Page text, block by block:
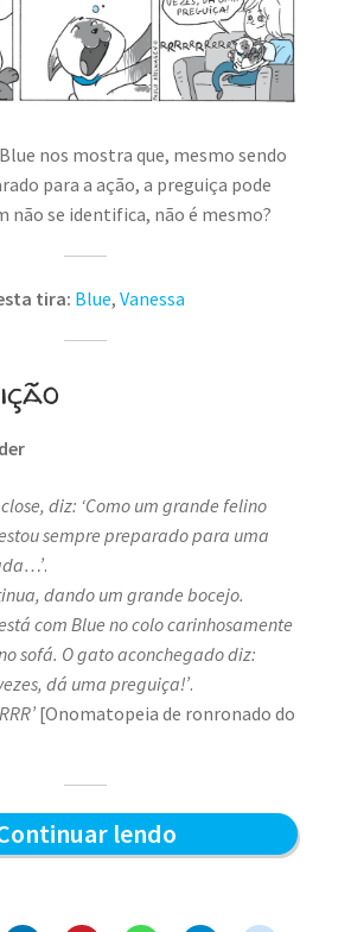
nos mostra que, mesmo sendo
para a ação, a preguiça pode
não se identifica, não é mesmo?
tira: Blue, Vanessa
diz: ‘Como um grande felino
sempre preparado para uma
.
dando um grande bocejo.
com Blue no colo carinhosamente
sofá. O gato aconchegado diz:
dá uma preguiça!’.
[Onomatopeia de ronronado do
lendoPreparado